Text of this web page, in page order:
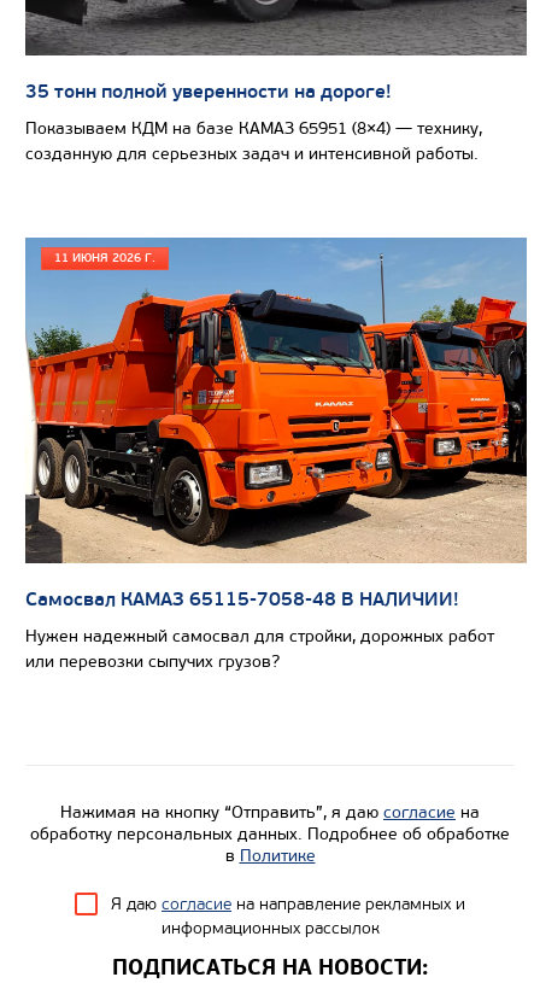
Цена по запросу
Производитель
Экологический класс
Грузоподъемность, кг
Вместимость кузова, м3
Направление разгрузки
35 тонн полной уверенности на дороге!
Показываем КДМ на базе КАМАЗ 65951 (8×4) — технику,
созданную для серьезных задач и интенсивной работы.
11 ИЮНЯ 2026 Г.
Самосвал КАМАЗ 65115-7058-48 В НАЛИЧИИ!
Нужен надежный самосвал для стройки, дорожных работ
или перевозки сыпучих грузов?
Нажимая на кнопку “Отправить”, я даю согласие на
обработку персональных данных. Подробнее об обработке
в Политике
Я даю согласие на направление рекламных и
информационных рассылок
ПОДПИСАТЬСЯ НА НОВОСТИ: